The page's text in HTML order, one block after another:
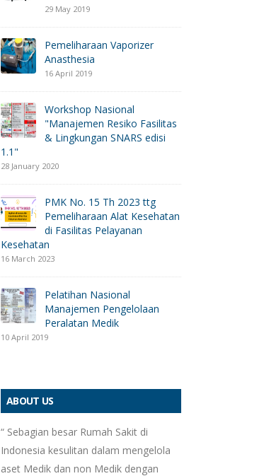
29 May 2019
Pemeliharaan Vaporizer
Anasthesia
16 April 2019
Workshop Nasional
"Manajemen Resiko Fasilitas
& Lingkungan SNARS edisi
1.1"
28 January 2020
PMK No. 15 Th 2023 ttg
Pemeliharaan Alat Kesehatan
di Fasilitas Pelayanan
Kesehatan
16 March 2023
Pelatihan Nasional
Manajemen Pengelolaan
Peralatan Medik
10 April 2019
ABOUT US
“ Sebagian besar Rumah Sakit di
Indonesia kesulitan dalam mengelola
aset Medik dan non Medik dengan